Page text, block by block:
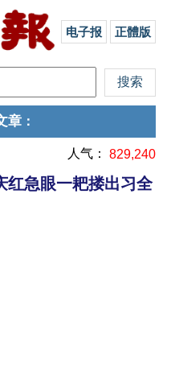
电子报 正體版
章 ：
人气： 829,240
红急眼一耙搂出习全